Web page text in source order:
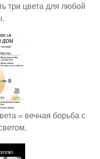
три цвета для любой
= вечная борьба с